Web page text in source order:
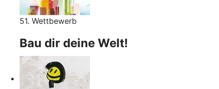
51. Wettbewerb
Bau dir deine Welt!